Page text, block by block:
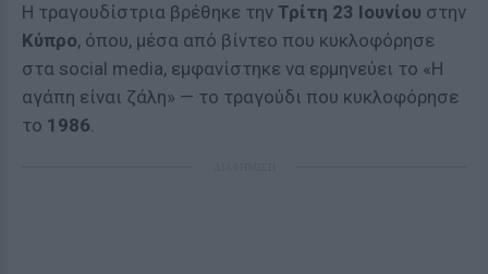
Η τραγουδίστρια βρέθηκε την Τρίτη 23 Ιουνίου στην
Κύπρο, όπου, μέσα από βίντεο που κυκλοφόρησε
στα social media, εμφανίστηκε να ερμηνεύει το «Η
αγάπη είναι ζάλη» — το τραγούδι που κυκλοφόρησε
το 1986.